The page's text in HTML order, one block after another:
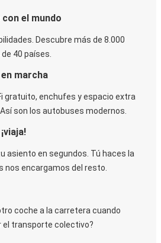
el mundo
Descubre más de 8.000
40 países.
marcha
gratuito, enchufes y espacio extra
son los autobuses modernos.
asiento en segundos. Tú haces la
nos encargamos del resto.
coche a la carretera cuando
el transporte colectivo?